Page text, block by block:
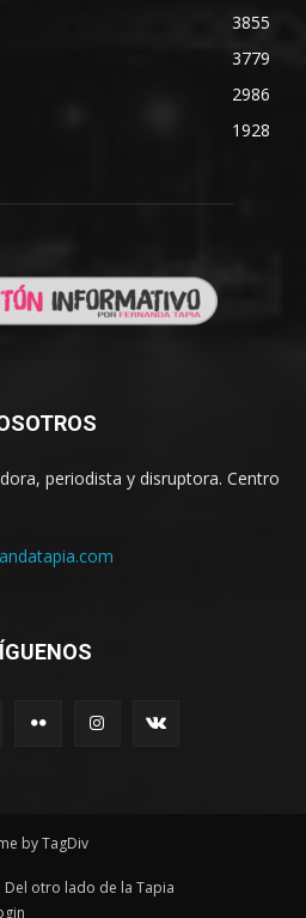
3855
3779
2986
1928
periodista y disruptora. Centro
by TagDiv
Del otro lado de la Tapia